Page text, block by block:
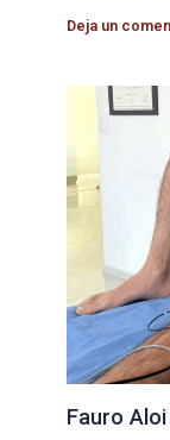
Deja un
Fauro